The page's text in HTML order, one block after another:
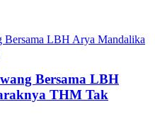
Bersama LBH
THM Tak